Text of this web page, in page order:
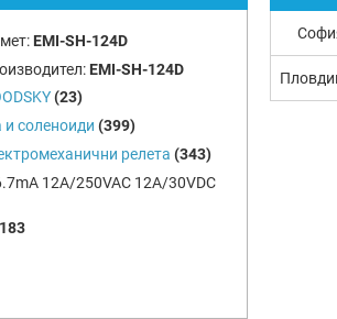
EMI-SH-124D
EMI-SH-124D
(23)
и соленоиди (399)
релета (343)
12A/250VAC 12A/30VDC